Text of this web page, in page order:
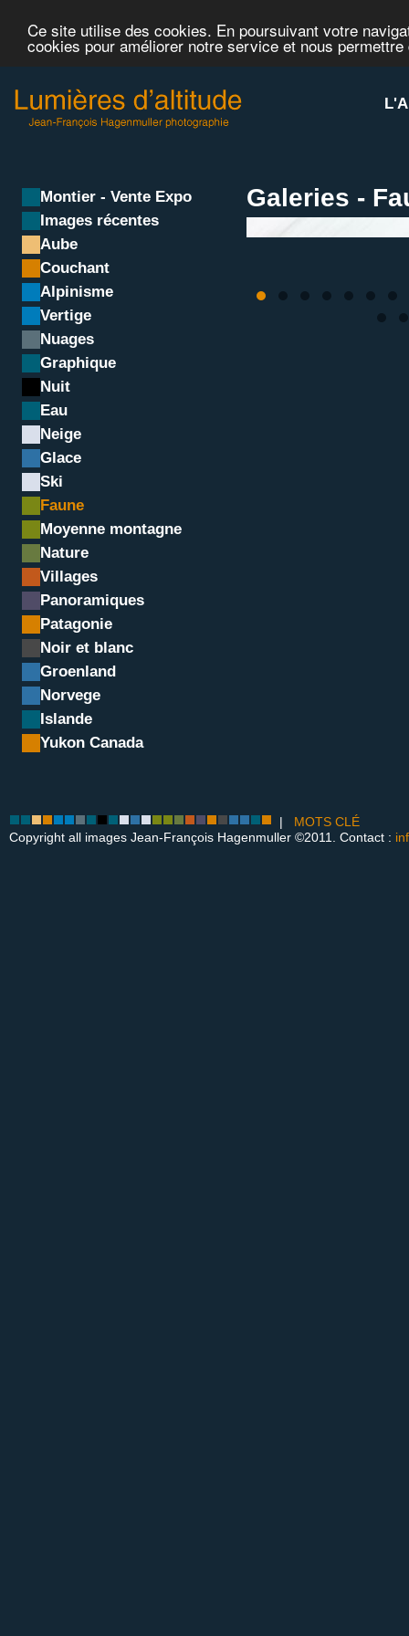
Ce site utilise des cookies. En poursuivant votre
cookies pour améliorer notre service et nous
Montier - Vente Expo
Images récentes
Aube
Couchant
Alpinisme
Vertige
Nuages
Graphique
Nuit
Eau
Neige
Glace
Ski
Faune
Moyenne montagne
Nature
Villages
Panoramiques
Patagonie
Noir et blanc
Groenland
Norvege
Islande
Yukon Canada
Galeries -
| MOTS CLÉ
Copyright all images Jean-François Hagenmuller ©2011. Contact :